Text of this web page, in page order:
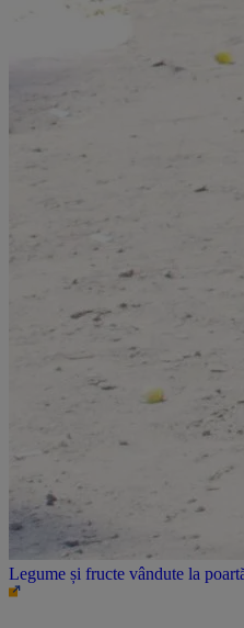
Legume și fructe vândute la